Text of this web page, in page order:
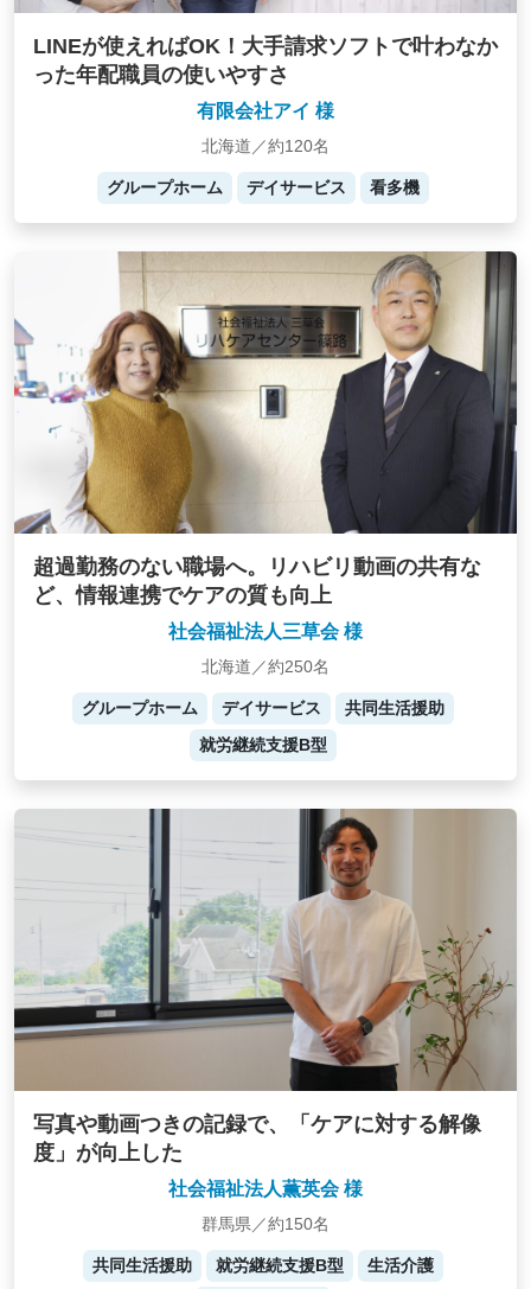
LINEが使えればOK！大手請求ソフトで叶わなか
った年配職員の使いやすさ
有限会社アイ 様
北海道／約120名
グループホーム デイサービス 看多機
超過勤務のない職場へ。リハビリ動画の共有な
ど、情報連携でケアの質も向上
社会福祉法人三草会 様
北海道／約250名
グループホーム デイサービス
共同生活援助
就労継続支援B型
写真や動画つきの記録で、「ケアに対する解像
度」が向上した
社会福祉法人薫英会 様
群馬県／約150名
共同生活援助 就労継続支援B型
生活介護